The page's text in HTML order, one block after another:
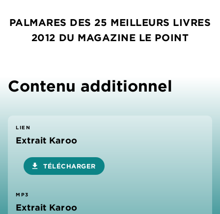
PALMARES DES 25 MEILLEURS LIVRES
2012 DU MAGAZINE LE POINT
Contenu additionnel
LIEN
Extrait Karoo
download TÉLÉCHARGER
MP3
Extrait Karoo